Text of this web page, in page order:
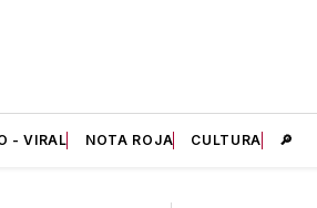
- VIRAL NOTA ROJA CULTURA 🔎